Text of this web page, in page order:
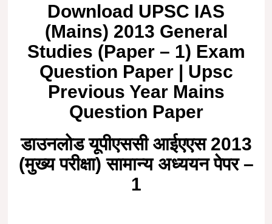
Download UPSC IAS
(Mains) 2013 General
Studies (Paper – 1) Exam
Question Paper | Upsc
Previous Year Mains
Question Paper
डाउनलोड यूपीएससी आईएएस 2013
(मुख्य परीक्षा) सामान्य अध्ययन पेपर –
1